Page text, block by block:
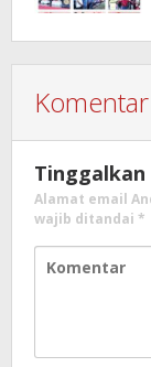
Komentar
Tinggalkan
Alamat email
wajib ditandai *